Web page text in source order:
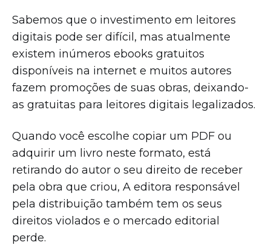
Sabemos que o investimento em leitores
digitais pode ser difícil, mas atualmente
existem inúmeros ebooks gratuitos
disponíveis na internet e muitos autores
fazem promoções de suas obras, deixando-
as gratuitas para leitores digitais legalizados.
Quando você escolhe copiar um PDF ou
adquirir um livro neste formato, está
retirando do autor o seu direito de receber
pela obra que criou, A editora responsável
pela distribuição também tem os seus
direitos violados e o mercado editorial
perde.